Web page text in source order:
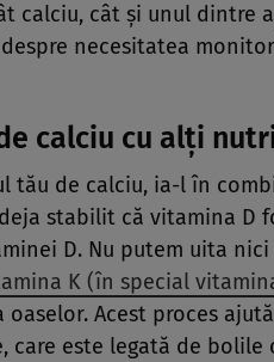
calciu, cât și unul dintre
necesitatea
calciu cu alți
tău de calciu, ia-l în
stabilit că vitamina D
D. Nu putem uita
K (în special
Acest proces
care este legată de bolile